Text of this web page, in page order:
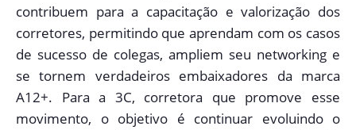
contribuem para a capacitação e valorização dos
corretores, permitindo que aprendam com os casos
de sucesso de colegas, ampliem seu networking e
se tornem verdadeiros embaixadores da marca
A12+. Para a 3C, corretora que promove esse
movimento, o objetivo é continuar evoluindo o